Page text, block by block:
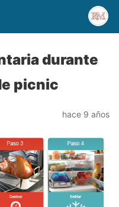
durante
picnic
hace 9 años